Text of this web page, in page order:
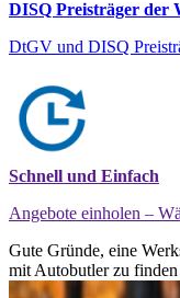
DISQ Preisträger der
DtGV und DISQ
Schnell und Einfach
Angebote einholen –
Gute Gründe, eine
mit Autobutler zu finden